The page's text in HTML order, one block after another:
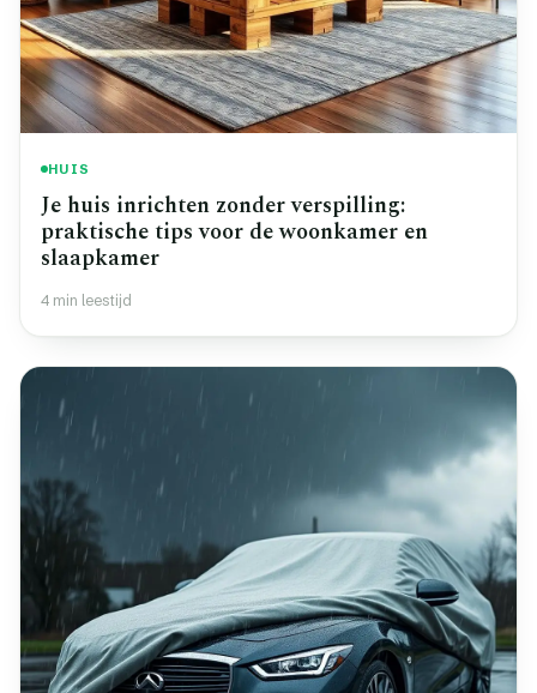
HUIS
Je huis inrichten zonder verspilling:
praktische tips voor de woonkamer en
slaapkamer
4 min leestijd